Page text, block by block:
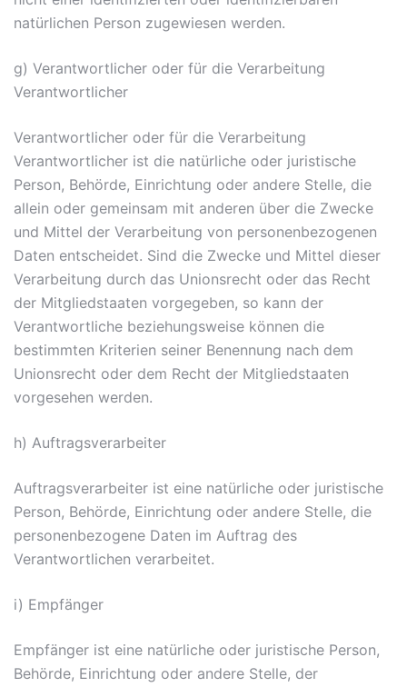
natürlichen Person zugewiesen werden.
g) Verantwortlicher oder für die Verarbeitung
Verantwortlicher
Verantwortlicher oder für die Verarbeitung
Verantwortlicher ist die natürliche oder juristische
Person, Behörde, Einrichtung oder andere Stelle, die
allein oder gemeinsam mit anderen über die Zwecke
und Mittel der Verarbeitung von personenbezogenen
Daten entscheidet. Sind die Zwecke und Mittel dieser
Verarbeitung durch das Unionsrecht oder das Recht
der Mitgliedstaaten vorgegeben, so kann der
Verantwortliche beziehungsweise können die
bestimmten Kriterien seiner Benennung nach dem
Unionsrecht oder dem Recht der Mitgliedstaaten
vorgesehen werden.
h) Auftragsverarbeiter
Auftragsverarbeiter ist eine natürliche oder juristische
Person, Behörde, Einrichtung oder andere Stelle, die
personenbezogene Daten im Auftrag des
Verantwortlichen verarbeitet.
i) Empfänger
Empfänger ist eine natürliche oder juristische Person,
Behörde, Einrichtung oder andere Stelle, der